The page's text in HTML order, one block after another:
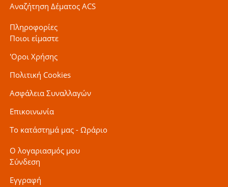
Αναζήτηση Δέματος ACS
Πληροφορίες
Ποιοι είμαστε
'Οροι Χρήσης
Πολιτική Cookies
Ασφάλεια Συναλλαγών
Επικοινωνία
Το κατάστημά μας - Ωράριο
Ο λογαριασμός μου
Σύνδεση
Εγγραφή